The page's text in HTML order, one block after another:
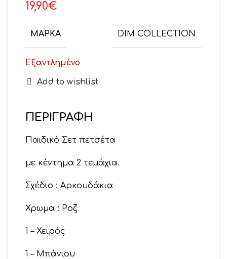
19,90€
ΜΆΡΚΑ DIM COLLECTION
Εξαντλημένο
Add to wishlist
ΠΕΡΙΓΡΑΦΉ
Παιδικό Σετ πετσέτα
με κέντημα 2 τεμάχια.
Σχέδιο : Αρκουδάκια
Χρωμα : Ροζ
1 – Χειρός
1 – Μπάνιου